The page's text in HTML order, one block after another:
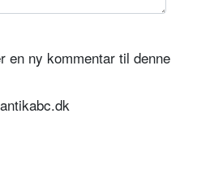
en ny kommentar til denne